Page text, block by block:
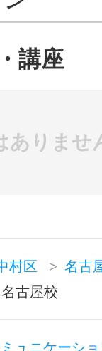
講座
ありませ
村区
名古
古屋校
ミュニケーシ